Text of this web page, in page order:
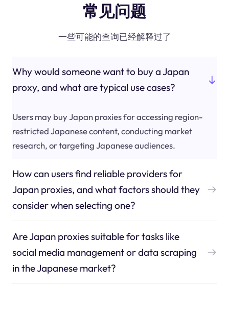
常见问题
一些可能的查询已经解释过了
Why would someone want to buy a Japan
proxy, and what are typical use cases?
Users may buy Japan proxies for accessing region-
restricted Japanese content, conducting market
research, or targeting Japanese audiences.
How can users find reliable providers for
Japan proxies, and what factors should they
consider when selecting one?
Are Japan proxies suitable for tasks like
social media management or data scraping
in the Japanese market?